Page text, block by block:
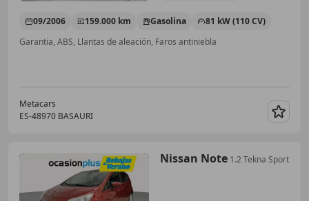
09/2006 159.000 km Gasolina
81 kW (110 CV)
Garantia, ABS, Llantas de aleación, Faros antiniebla
Metacars
ES-48970 BASAURI
Nissan Note 1.2 Tekna Sport